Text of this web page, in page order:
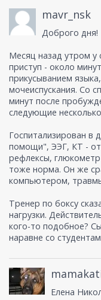
mavr_nsk
Доброго дня!
Месяц назад утром
приступ - около
прикусыванием
мочеиспускания. Со
минут после
следующие
Госпитализирован в
помощи", ЭЭГ, КТ -
рефлексы,
тоже норма. Он же
компьютером,
Тренер по боксу
нагрузки.
кого-то подобное?
наравне со
Елена